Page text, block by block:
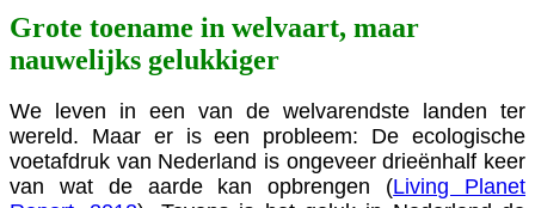
Grote toename in welvaart, maar
nauwelijks gelukkiger
We leven in een van de welvarendste landen ter
wereld. Maar er is een probleem: De ecologische
voetafdruk van Nederland is ongeveer drieënhalf keer
van wat de aarde kan opbrengen (Living Planet